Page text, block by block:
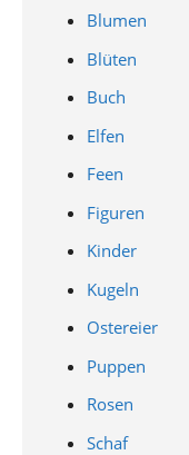
Blumen
Blüten
Buch
Elfen
Feen
Figuren
Kinder
Kugeln
Ostereier
Puppen
Rosen
Schaf